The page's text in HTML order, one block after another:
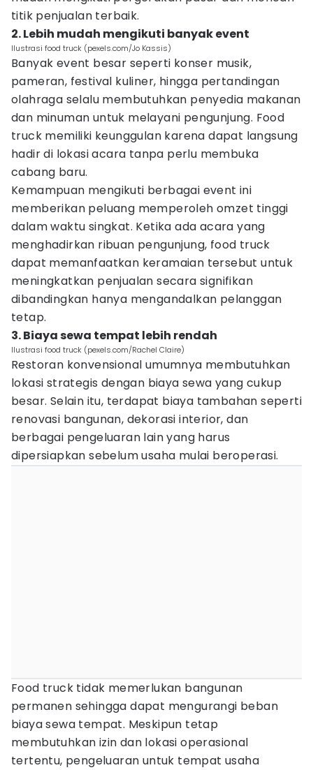
titik penjualan terbaik.
2. Lebih mudah mengikuti banyak event
Ilustrasi food truck (pexels.com/Jo Kassis)
Banyak event besar seperti konser musik,
pameran, festival kuliner, hingga pertandingan
olahraga selalu membutuhkan penyedia makanan
dan minuman untuk melayani pengunjung. Food
truck memiliki keunggulan karena dapat langsung
hadir di lokasi acara tanpa perlu membuka
cabang baru.
Kemampuan mengikuti berbagai event ini
memberikan peluang memperoleh omzet tinggi
dalam waktu singkat. Ketika ada acara yang
menghadirkan ribuan pengunjung, food truck
dapat memanfaatkan keramaian tersebut untuk
meningkatkan penjualan secara signifikan
dibandingkan hanya mengandalkan pelanggan
tetap.
3. Biaya sewa tempat lebih rendah
Ilustrasi food truck (pexels.com/Rachel Claire)
Restoran konvensional umumnya membutuhkan
lokasi strategis dengan biaya sewa yang cukup
besar. Selain itu, terdapat biaya tambahan seperti
renovasi bangunan, dekorasi interior, dan
berbagai pengeluaran lain yang harus
dipersiapkan sebelum usaha mulai beroperasi.
Food truck tidak memerlukan bangunan
permanen sehingga dapat mengurangi beban
biaya sewa tempat. Meskipun tetap
membutuhkan izin dan lokasi operasional
tertentu, pengeluaran untuk tempat usaha